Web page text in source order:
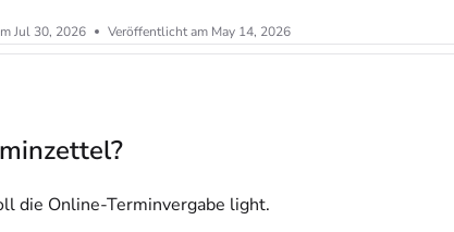
Jul 30, 2026 Veröffentlicht am May 14, 2026
die Online-Terminvergabe light.